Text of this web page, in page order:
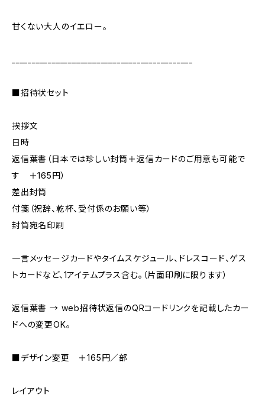
甘くない大人のイエロー。
■招待状セット
挨拶文
日時
返信葉書（日本では珍しい封筒＋返信カードのご用意も可能で
す ＋165円）
差出封筒
付箋（祝辞、乾杯、受付係のお願い等）
封筒宛名印刷
一言メッセージカードやタイムスケジュール、ドレスコード、ゲス
トカードなど、1アイテムプラス含む。（片面印刷に限ります）
返信葉書 → web招待状返信のQRコードリンクを記載したカー
ドへの変更OK。
■デザイン変更 ＋165円／部
レイアウト